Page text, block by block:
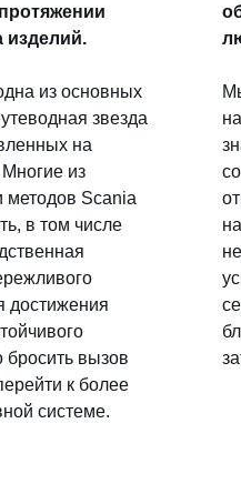
изделий.
из основных
звезда
на
из
методов Scania
в том числе
достижения
бросить вызов
к более
системе.